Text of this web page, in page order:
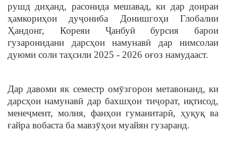
рушд диҳанд, расонида мешавад, ки дар доираи
ҳамкориҳои дуҷониба Донишгоҳи Глобалии
Ҳандонг, Кореяи Ҷанбуӣ бурсия барои
гузаронидани дарсҳои намунавӣ дар нимсолаи
дуюми соли таҳсили 2025 - 2026 оғоз намудааст.
Дар давоми як семестр омӯзгорон метавонанд, ки
дарсҳои намунавӣ дар бахшҳои тиҷорат, иқтисод,
менеҷмент, молия, фанҳои гуманитарӣ, ҳуқуқ ва
ғайра вобаста ба мавзӯҳои муайян гузаранд.